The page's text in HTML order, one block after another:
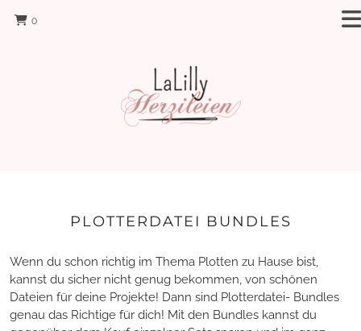
0
PLOTTERDATEI BUNDLES
Wenn du schon richtig im Thema Plotten zu Hause bist,
kannst du sicher nicht genug bekommen, von schönen
Dateien für deine Projekte! Dann sind Plotterdatei- Bundles
genau das Richtige für dich! Mit den Bundles kannst du